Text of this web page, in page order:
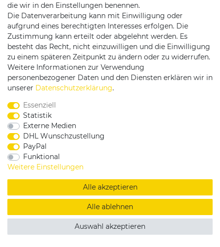
Versandpartner
Service & Kontakt
Rufen Sie uns an unter:
0375 - 21459172
Widerrufsrecht |
Impressum
Copyright by König Design
DESIGNED BYKS-COMMERCE
die wir in den Einstellungen benennen.
Die Datenverarbeitung kann mit Einwilligung oder
aufgrund eines berechtigten Interesses erfolgen. Die
Zustimmung kann erteilt oder abgelehnt werden. Es
besteht das Recht, nicht einzuwilligen und die Einwilligung
zu einem späteren Zeitpunkt zu ändern oder zu widerrufen.
Weitere Informationen zur Verwendung
personenbezogener Daten und den Diensten erklären wir in
unserer Daten­schutz­erklärung.
Essenziell
Statistik
Externe Medien
DHL Wunschzustellung
PayPal
Funktional
Weitere Einstellungen
Alle akzeptieren
Alle ablehnen
Auswahl akzeptieren